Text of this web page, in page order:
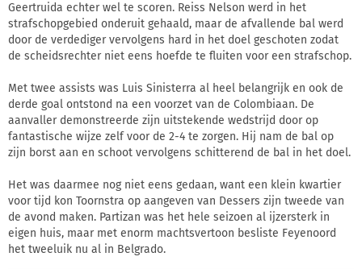
Geertruida echter wel te scoren. Reiss Nelson werd in het
strafschopgebied onderuit gehaald, maar de afvallende bal werd
door de verdediger vervolgens hard in het doel geschoten zodat
de scheidsrechter niet eens hoefde te fluiten voor een strafschop.
Met twee assists was Luis Sinisterra al heel belangrijk en ook de
derde goal ontstond na een voorzet van de Colombiaan. De
aanvaller demonstreerde zijn uitstekende wedstrijd door op
fantastische wijze zelf voor de 2-4 te zorgen. Hij nam de bal op
zijn borst aan en schoot vervolgens schitterend de bal in het doel.
Het was daarmee nog niet eens gedaan, want een klein kwartier
voor tijd kon Toornstra op aangeven van Dessers zijn tweede van
de avond maken. Partizan was het hele seizoen al ijzersterk in
eigen huis, maar met enorm machtsvertoon besliste Feyenoord
het tweeluik nu al in Belgrado.